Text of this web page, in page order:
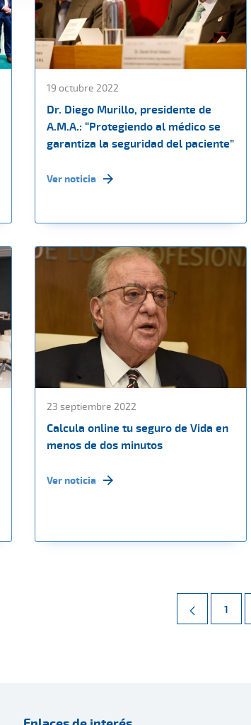
19 octubre 2022
Dr. Diego Murillo, presidente de
A.M.A.: “Protegiendo al médico se
garantiza la seguridad del paciente”
Ver noticia
23 septiembre 2022
Calcula online tu seguro de Vida en
menos de dos minutos
Ver noticia
Página
1